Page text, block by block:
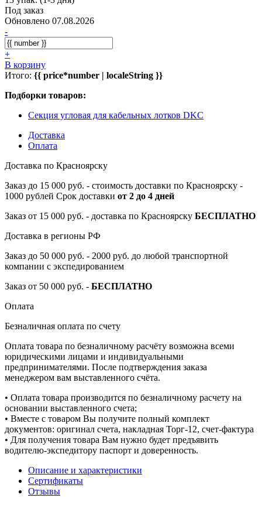
Под заказ
Обновлено 07.08.2026
-
+
В корзину
Итого: {{ price*number | localeString }}
Подборки товаров:
Секция угловая для кабельных лотков DKC
Доставка
Оплата
Доставка по Красноярску
Заказ до 15 000 руб. - стоимость доставки по Красноярску -
1000 рублей Срок доставки от 2 до 4 дней
Заказ от 15 000 руб. - доставка по Красноярску БЕСПЛАТНО
Доставка в регионы РФ
Заказ до 50 000 руб. - 2000 руб. до любой транспортной
компании с экспедированием
Заказ от 50 000 руб. - БЕСПЛАТНО
Оплата
Безналичная оплата по счету
Оплата товара по безналичному расчёту возможна всеми
юридическими лицами и индивидуальными
предпринимателями. После подтверждения заказа
менеджером вам выставленного счёта.
• Оплата товара производится по безналичному расчету на
основании выставленного счета;
• Вместе с товаром Вы получите полный комплект
документов: оригинал счета, накладная Торг-12, счет-фактура
• Для получения товара Вам нужно будет предъявить
водителю-экспедитору паспорт и доверенность.
Описание и характеристики
Сертификаты
Отзывы